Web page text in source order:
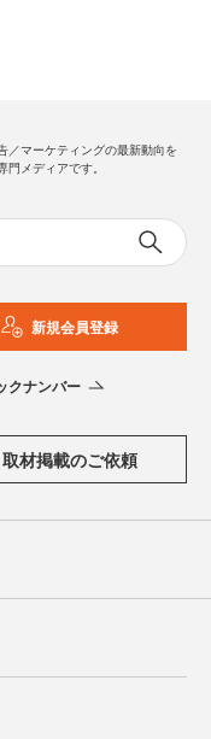
／マーケティングの最新動向を
メディアです。
新規会員登録
クナンバー
取材掲載のご依頼